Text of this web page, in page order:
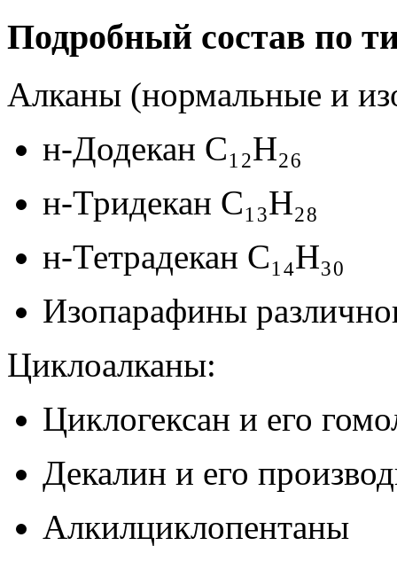
Подробный состав по
Алканы (нормальные и
н-Додекан C₁₂H₂₆
н-Тридекан C₁₃H₂₈
н-Тетрадекан C₁₄H₃₀
Изопарафины
Циклоалканы:
Циклогексан и его
Декалин и его
Алкилциклопентаны